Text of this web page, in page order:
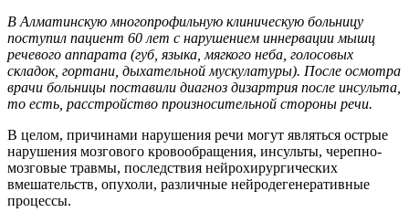
В Алматинскую многопрофильную клиническую больницу
поступил пациент 60 лет с нарушением иннервации мышц
речевого аппарата (губ, языка, мягкого неба, голосовых
складок, гортани, дыхательной мускулатуры). После осмотра
врачи больницы поставили диагноз дизартрия после инсульта,
то есть, расстройство произносительной стороны речи.
В целом, причинами нарушения речи могут являться острые
нарушения мозгового кровообращения, инсульты, черепно-
мозговые травмы, последствия нейрохирургических
вмешательств, опухоли, различные нейродегенеративные
процессы.